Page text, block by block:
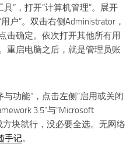
”，打开“计算机管理”。展开
户”。双击右侧Administrator，
击确定。依次打开其他所有用
重启电脑之后，就是管理员账
功能”，点击左侧“启用或关闭
3.5”与“Microsoft
方块就行，没必要全选。无网络
手记。